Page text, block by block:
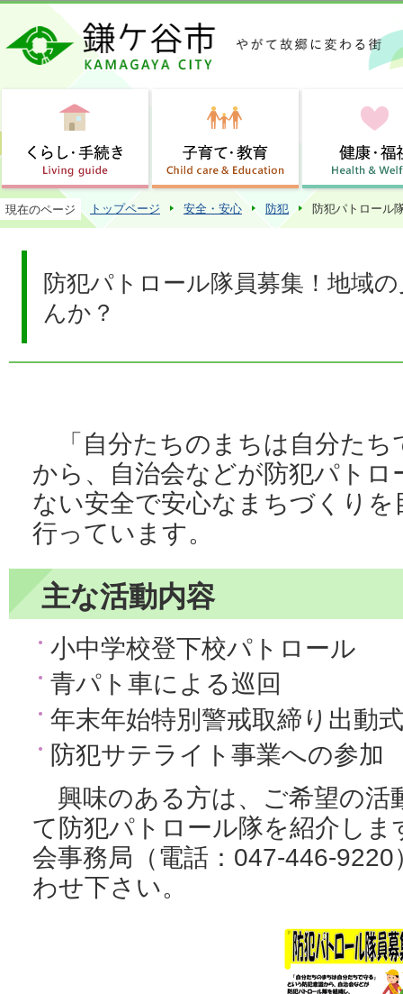
この
現在のページ トップページ 安全・安心 防犯 防犯パトロール
防犯パトロール隊員募集！地域
んか？
「自分たちのまちは自分たち
から、自治会などが防犯パト
ない安全で安心なまちづくり
行っています。
主な活動内容
小中学校登下校パトロール
青パト車による巡回
年末年始特別警戒取締り出動
防犯サテライト事業への参加
興味のある方は、ご希望の活
て防犯パトロール隊を紹介し
会事務局（電話：047-446-
わせ下さい。